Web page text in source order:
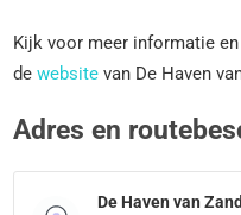
Kijk voor meer informatie
dewebsite van De Haven
Adres en
De Haven van